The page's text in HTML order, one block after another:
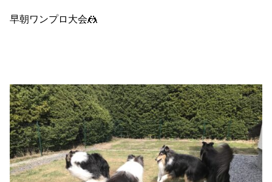
早朝ワンプロ大会🤼